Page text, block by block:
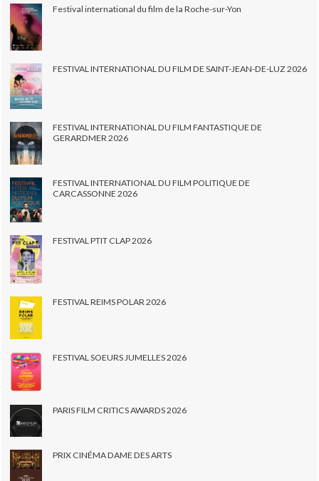
Festival international du film de la Roche-sur-Yon
FESTIVAL INTERNATIONAL DU FILM DE SAINT-JEAN-DE-LUZ 2026
FESTIVAL INTERNATIONAL DU FILM FANTASTIQUE DE
GERARDMER 2026
FESTIVAL INTERNATIONAL DU FILM POLITIQUE DE
CARCASSONNE 2026
FESTIVAL PTIT CLAP 2026
FESTIVAL REIMS POLAR 2026
FESTIVAL SOEURS JUMELLES 2026
PARIS FILM CRITICS AWARDS 2026
PRIX CINÉMA DAME DES ARTS